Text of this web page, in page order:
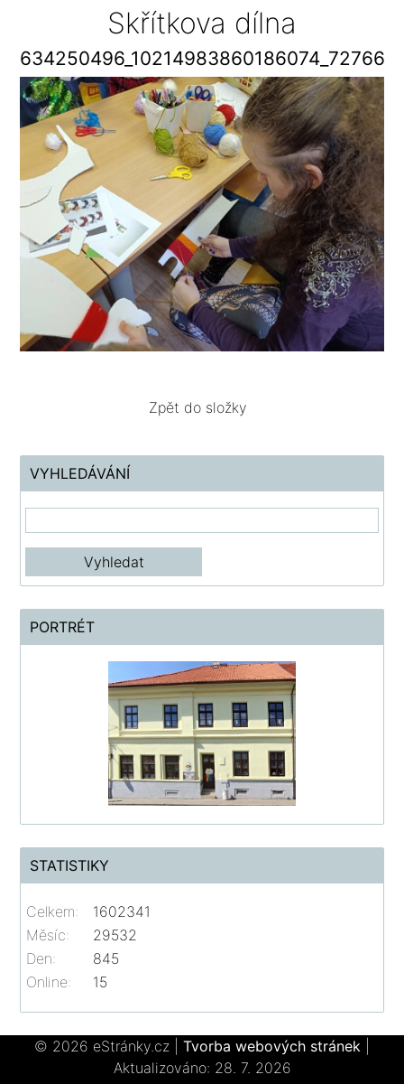
Skřítkova dílna
Zpět do složky
VYHLEDÁVÁNÍ
PORTRÉT
STATISTIKY
Online: 15
Celkem:
1602341
Měsíc:
29532
Den:
845
© 2026 eStránky.cz Tvorba webových stránek
Aktualizováno: 28. 7. 2026